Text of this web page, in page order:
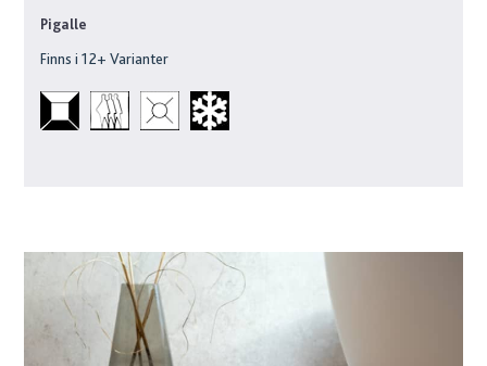
Pigalle
Finns i12+ Varianter